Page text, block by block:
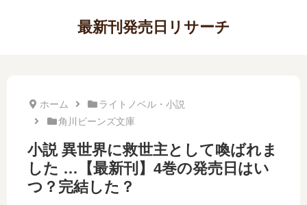
最新刊発売日リサーチ
ホーム
ライトノベル・小説
角川ビーンズ文庫
小説 異世界に救世主として喚ばれま
した …【最新刊】4巻の発売日はい
つ？完結した？